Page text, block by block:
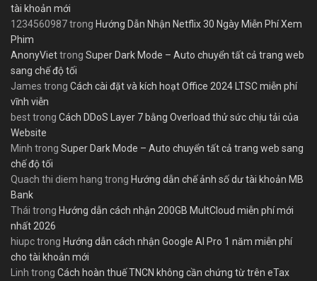
tài khoản mới
1234560987trong Hướng Dẫn Nhận Netflix 30 Ngày Miễn Phí Xem
Phim
AnonyViettrong Super Dark Mode – Auto chuyển tất cả trang web
sang chế độ tối
James trong Cách cài đặt và kích hoạt Office 2024 LTSC miễn phí
vĩnh viễn
besttrong Cách DDoS Layer 7 bằng Overload thử sức chịu tải của
Website
Minh trong Super Dark Mode – Auto chuyển tất cả trang web sang
chế độ tối
Quach thi diem hang trong Hướng dẫn chế ảnh số dư tài khoản MB
Bank
Thái trong Hướng dẫn cách nhận 200GB MultCloud miễn phí mới
nhất 2026
hiupctrong Hướng dẫn cách nhận Google AI Pro 1 năm miễn phí
cho tài khoản mới
Linh trong Cách hoàn thuế TNCN không cần chứng từ trên eTax